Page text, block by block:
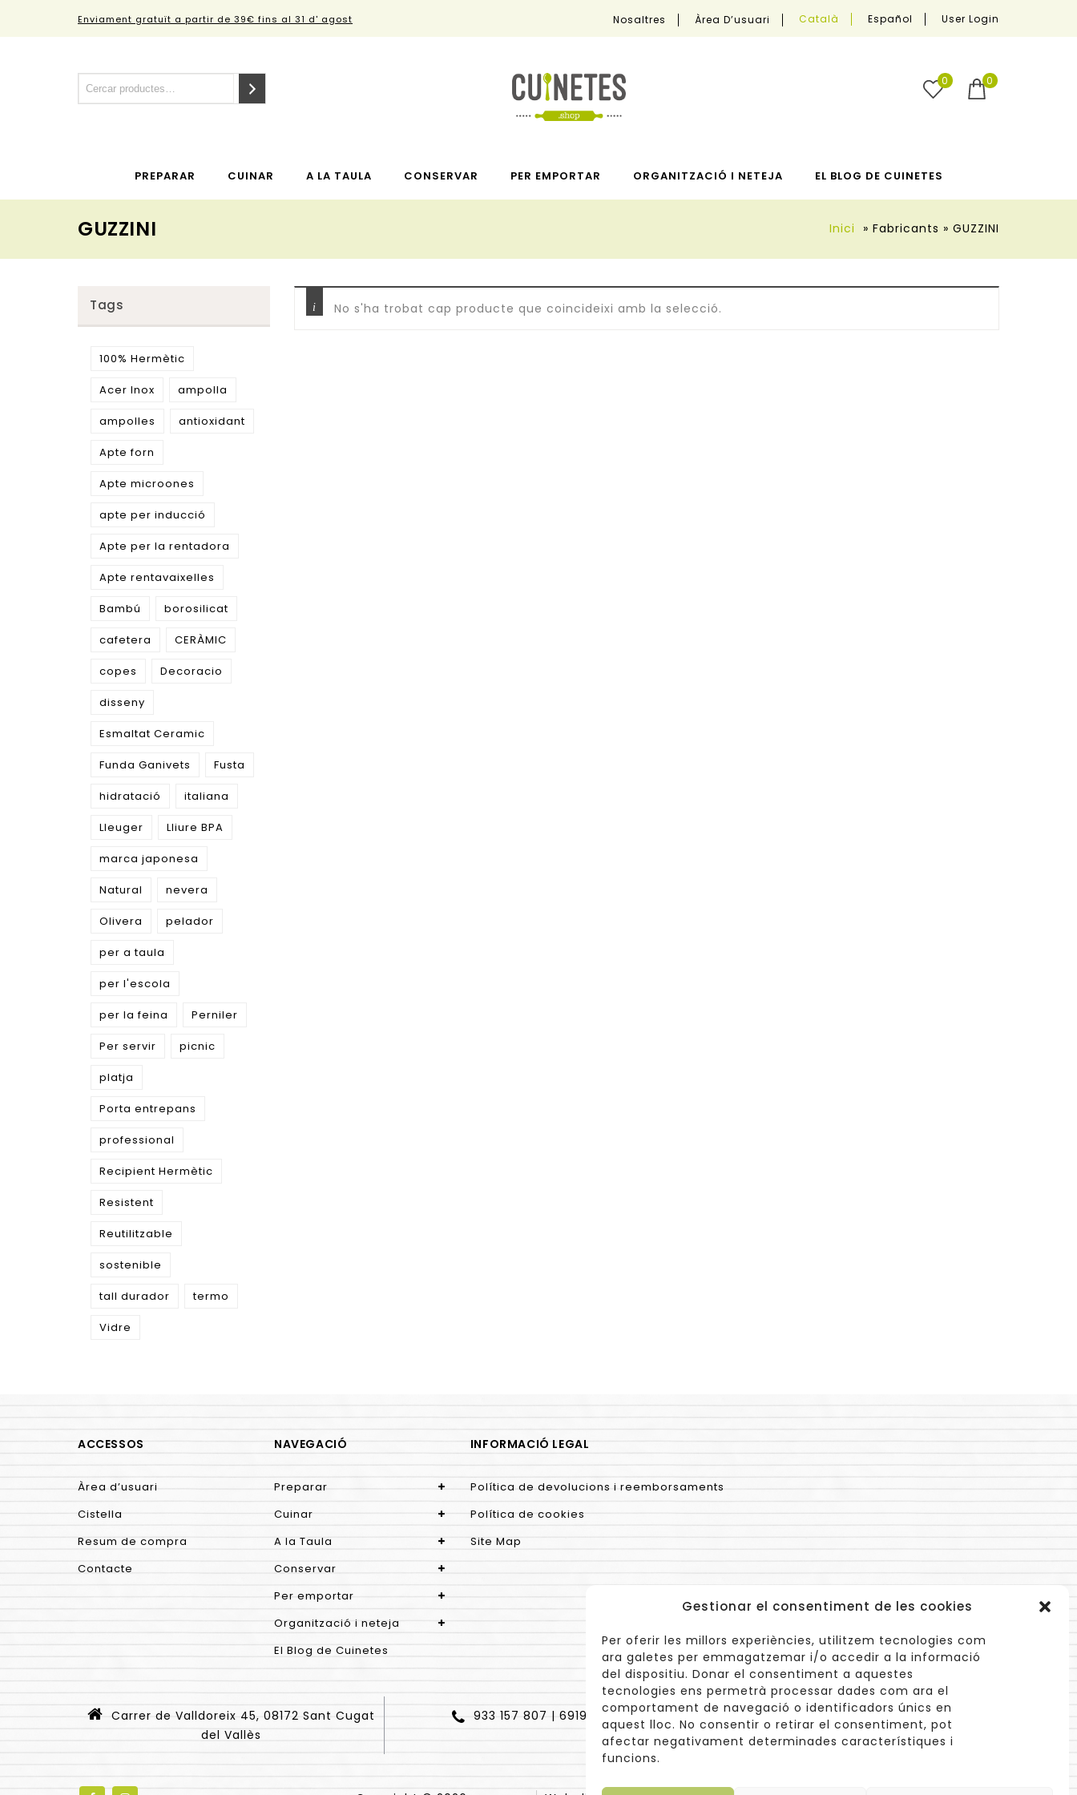
Gestionar el consentiment de les cookies
Per oferir les millors experiències, utilitzem tecnologies com
ara galetes per emmagatzemar i/o accedir a la informació
del dispositiu. Donar el consentiment a aquestes
tecnologies ens permetrà processar dades com ara el
comportament de navegació o identificadors únics en
aquest lloc. No consentir o retirar el consentiment, pot
afectar negativament determinades característiques i
funcions.
Enviament gratuït a partir de 39€ fins al 31 d' agost Nosaltres Àrea D’usuari Català Español User Login
0
0
PREPARAR CUINAR A LA TAULA CONSERVAR PER EMPORTAR ORGANITZACIÓ I NETEJA EL BLOG DE CUINETES
GUZZINI Inici » Fabricants » GUZZINI
No s'ha trobat cap producte que coincideixi amb la selecció.
Tags
100% Hermètic
Acer Inox ampolla
ampolles antioxidant
Apte forn
Apte microones
apte per inducció
Apte per la rentadora
Apte rentavaixelles
Bambú borosilicat
cafetera CERÀMIC
copes Decoracio
disseny
Esmaltat Ceramic
Funda Ganivets Fusta
hidratació italiana
Lleuger Lliure BPA
marca japonesa
Natural nevera
Olivera pelador
per a taula
per l'escola
per la feina Perniler
Per servir picnic
platja
Porta entrepans
professional
Recipient Hermètic
Resistent
Reutilitzable
sostenible
tall durador termo
Vidre
ACCESSOS
Àrea d’usuari
Cistella
Resum de compra
Contacte
NAVEGACIÓ
Preparar
Cuinar
A la Taula
Conservar
Per emportar
Organització i neteja
El Blog de Cuinetes
INFORMACIÓ LEGAL
Política de devolucions i reemborsaments
Política de cookies
Site Map
Carrer de Valldoreix 45, 08172 Sant Cugat
del Vallès
933 157 807 | 691967537 info@cuinetes.shop